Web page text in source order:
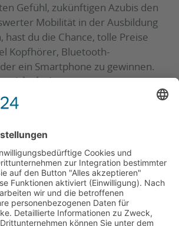
Gefühl, zukünftigen Azubis den
Mobilität in der Ausbildung
hast du die Chance, tolle Preise
Kopfhörer, Bluetooth-
ein Smartphone zu gewinnen.
sich also!
Regionalverkehrsverbund –
Ihnen eine gute Fahrt!